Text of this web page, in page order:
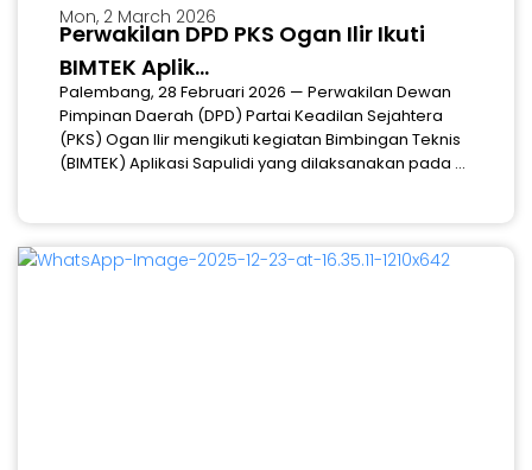
Mon, 2 March 2026
Perwakilan DPD PKS Ogan Ilir Ikuti
BIMTEK Aplik...
Palembang, 28 Februari 2026 — Perwakilan Dewan
Pimpinan Daerah (DPD) Partai Keadilan Sejahtera
(PKS) Ogan Ilir mengikuti kegiatan Bimbingan Teknis
(BIMTEK) Aplikasi Sapulidi yang dilaksanakan pada ...